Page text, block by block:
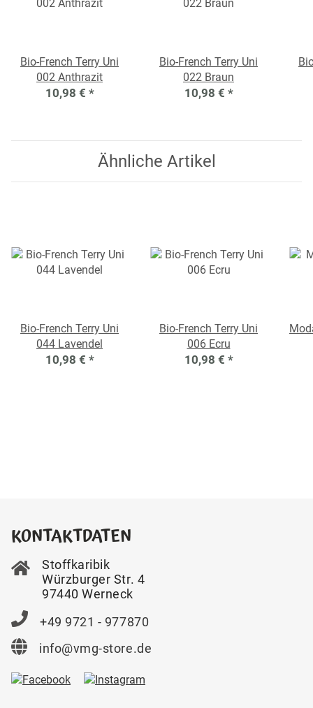
Bio-French Terry Uni
002 Anthrazit
10,98 € *
Bio-French Terry Uni
022 Braun
10,98 € *
Ähnliche Artikel
Bio-French Terry Uni
044 Lavendel
10,98 € *
Bio-French Terry Uni
006 Ecru
10,98 € *
KONTAKTDATEN
Stoffkaribik
Würzburger Str. 4
97440 Werneck
+49 9721 - 977870
info@vmg-store.de